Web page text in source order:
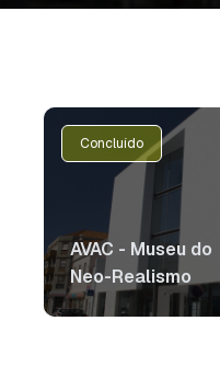
Concluído
AVAC - Museu do
Neo-Realismo